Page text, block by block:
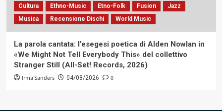
Cultura Ethno-Music Etno-Folk Fusion
Jazz
Musica
Recensione Dischi World Music
La parola cantata: l’esegesi poetica di Alden Nowlan in
«We Might Not Tell Everybody This» del collettivo
Stranger Still (All-Set! Records, 2026)
Irma Sanders 04/08/2026 0